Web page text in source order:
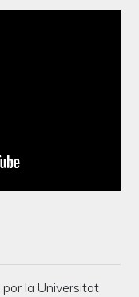
la Universitat